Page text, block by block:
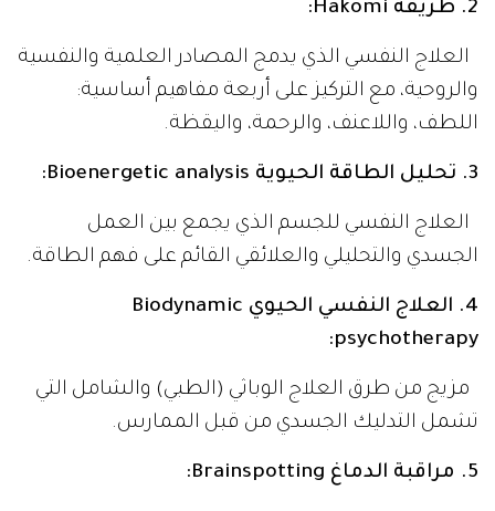
2. طريقة Hakomi:
العلاج النفسي الذي يدمج المصادر العلمية والنفسية
والروحية، مع التركيز على أربعة مفاهيم أساسية:
اللطف، واللاعنف، والرحمة، واليقظة.
3. تحليل الطاقة الحيوية Bioenergetic analysis:
العلاج النفسي للجسم الذي يجمع بين العمل
الجسدي والتحليلي والعلائقي القائم على فهم الطاقة.
4. العلاج النفسي الحيوي Biodynamic
psychotherapy:
مزيج من طرق العلاج الوباثي (الطبي) والشامل التي
تشمل التدليك الجسدي من قبل الممارس.
5. مراقبة الدماغ Brainspotting: